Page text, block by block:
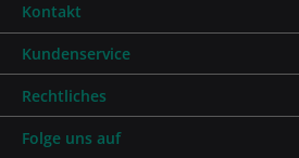
Kundenservice
Rechtliches
Kontakt
Folge uns auf